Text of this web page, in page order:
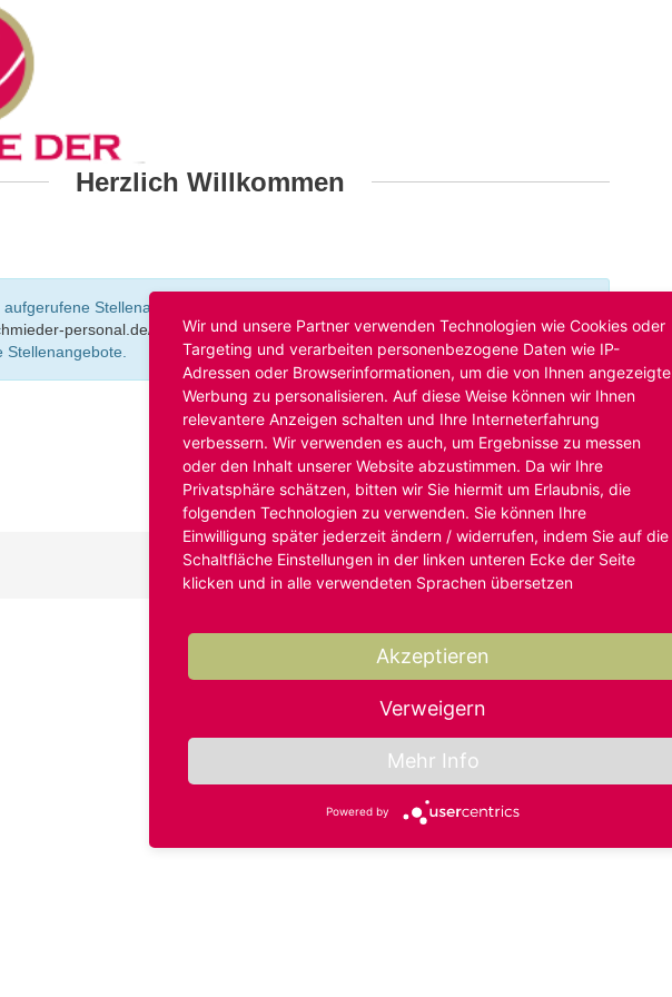
Herzlich Willkommen
Stellenangebot ist bereits ausgelaufen. Alternative Stellenanzeigen
personal.de/stellenangebote. Oder Sie bewerben sichinitiativund wir
Wir und unsere Partner verwenden Technologien wie Cookies oder
Targeting und verarbeiten personenbezogene Daten wie IP-
Adressen oder Browserinformationen, um die von Ihnen angezeigte
Werbung zu personalisieren. Auf diese Weise können wir Ihnen
relevantere Anzeigen schalten und Ihre Interneterfahrung
verbessern. Wir verwenden es auch, um Ergebnisse zu messen
oder den Inhalt unserer Website abzustimmen. Da wir Ihre
Privatsphäre schätzen, bitten wir Sie hiermit um Erlaubnis, die
folgenden Technologien zu verwenden. Sie können Ihre
Einwilligung später jederzeit ändern / widerrufen, indem Sie auf die
Schaltfläche Einstellungen in der linken unteren Ecke der Seite
klicken und in alle verwendeten Sprachen übersetzen
Akzeptieren
Verweigern
Mehr Info
Powered by